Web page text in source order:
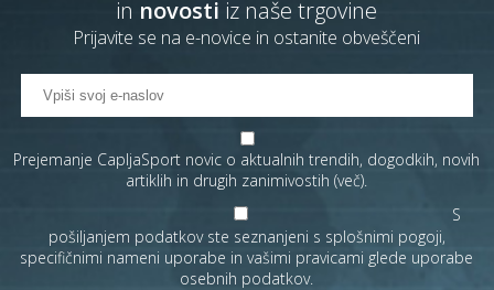
in novosti iz naše trgovine
Prijavite se na e-novice in ostanite obveščeni
Prejemanje CapljaSport novic o aktualnih trendih, dogodkih, novih
artiklih in drugih zanimivostih (več).
S
pošiljanjem podatkov ste seznanjeni s splošnimi pogoji,
specifičnimi nameni uporabe invašimi pravicami glede uporabe
osebnih podatkov.